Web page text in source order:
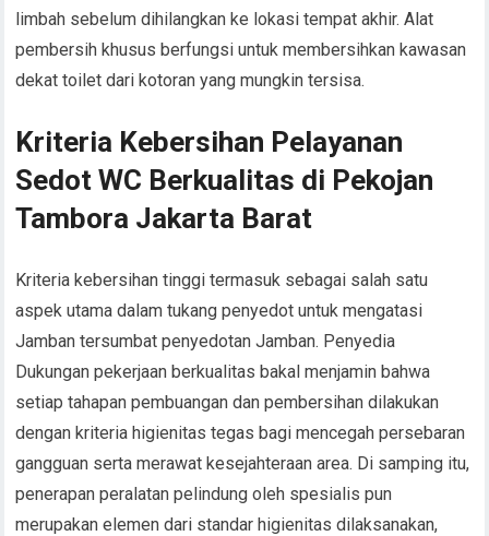
limbah sebelum dihilangkan ke lokasi tempat akhir. Alat
pembersih khusus berfungsi untuk membersihkan kawasan
dekat toilet dari kotoran yang mungkin tersisa.
Kriteria Kebersihan Pelayanan
Sedot WC Berkualitas di Pekojan
Tambora Jakarta Barat
Kriteria kebersihan tinggi termasuk sebagai salah satu
aspek utama dalam tukang penyedot untuk mengatasi
Jamban tersumbat penyedotan Jamban. Penyedia
Dukungan pekerjaan berkualitas bakal menjamin bahwa
setiap tahapan pembuangan dan pembersihan dilakukan
dengan kriteria higienitas tegas bagi mencegah persebaran
gangguan serta merawat kesejahteraan area. Di samping itu,
penerapan peralatan pelindung oleh spesialis pun
merupakan elemen dari standar higienitas dilaksanakan,